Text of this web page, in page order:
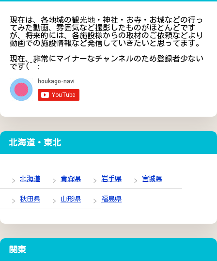
現在は、各地域の観光地・神社・お寺・お城などの行っ
てみた動画、雰囲気など撮影したものがほとんどです
が、将来的には、各施設様からの取材のご依頼などより
動画での施設情報など発信していきたいと思ってます。
現在、非常にマイナーなチャンネルのため登録者少ない
です(^^;
北海道・東北
北海道 青森県 岩手県 宮城県
秋田県 山形県 福島県
関東